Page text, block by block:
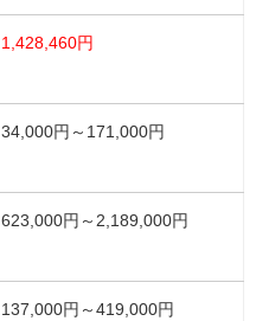
1,428,460円
34,000円～171,000円
623,000円～2,189,000円
137,000円～419,000円